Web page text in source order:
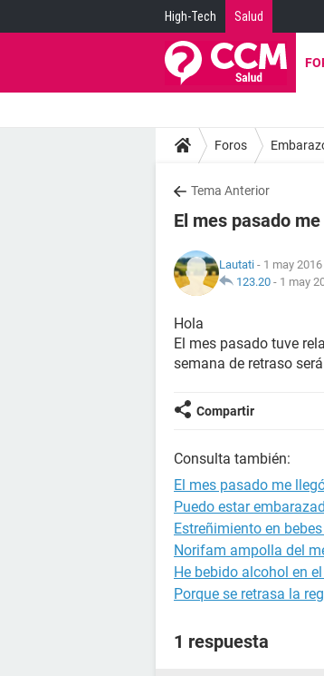
High-Tech Salud
Foros
Tema Anterior
El mes pasado
Lautati - 1 may
123.20 - 1 may
Hola
El mes pasado tuve
semana de retraso
Compartir
Consulta también:
El mes pasado me
Puedo estar
Estreñimiento en
Norifam ampolla del
He bebido alcohol en
Porque se retrasa la
1 respuesta